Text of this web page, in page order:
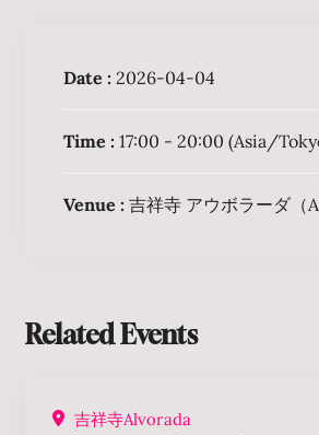
Date : 2026-04-04
Time : 17:00 - 20:00 (Asia/
Venue : 吉祥寺 アウボラーダ（
Related Events
吉祥寺Alvorada